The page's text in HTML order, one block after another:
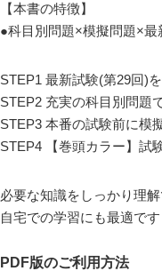
【本書の特徴】
●科目別問題×模擬問題×最
STEP1 最新試験(第29回)
STEP2 充実の科目別問題
STEP3 本番の試験前に模
STEP4 【巻頭カラー】試
必要な知識をしっかり理
自宅での学習にも最適です
PDF版のご利用方法